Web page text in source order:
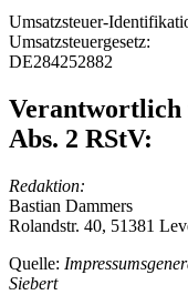
Umsatzsteuer-
Umsatzsteuergesetz:
DE284252882
Verantwortlich
Abs. 2 RStV:
Redaktion:
Bastian Dammers
Rolandstr. 40, 51381
Quelle:
Siebert